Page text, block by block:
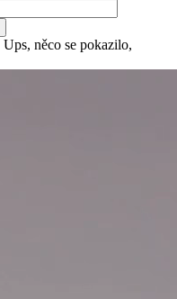
Ups, něco se pokazilo,